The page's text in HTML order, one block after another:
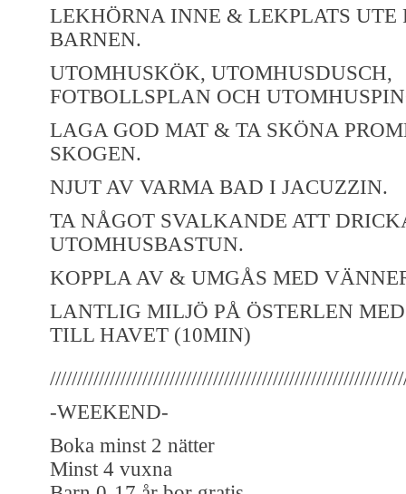
LEKHÖRNA INNE & LEKPLATS UTE
BARNEN.
UTOMHUSKÖK, UTOMHUSDUSCH,
FOTBOLLSPLAN OCH
LAGA GOD MAT & TA SKÖNA
SKOGEN.
NJUT AV VARMA BAD I JACUZZIN.
TA NÅGOT SVALKANDE ATT
UTOMHUSBASTUN.
KOPPLA AV & UMGÅS MED
LANTLIG MILJÖ PÅ ÖSTERLEN
TILL HAVET (10MIN)
-WEEKEND-
Boka minst 2 nätter
Minst 4 vuxna